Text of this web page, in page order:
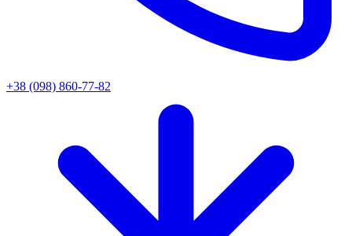
+38 (098) 860-77-82